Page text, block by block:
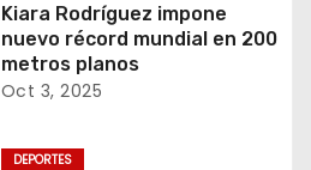
Kiara Rodríguez impone
nuevo récord mundial en 200
metros planos
Oct 3, 2025
DEPORTES